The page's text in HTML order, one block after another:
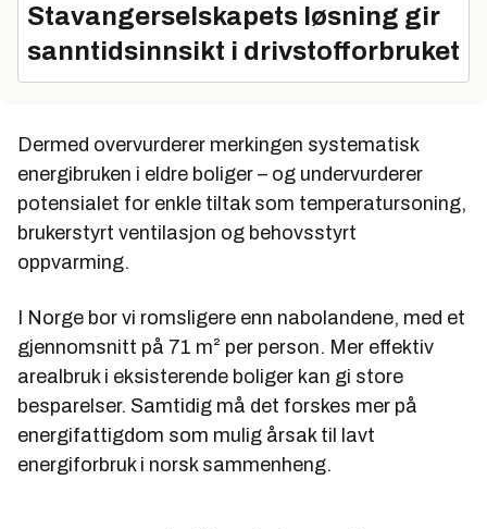
Stavangerselskapets løsning gir
sanntidsinnsikt i drivstofforbruket
Dermed overvurderer merkingen systematisk
energibruken i eldre boliger – og undervurderer
potensialet for enkle tiltak som temperatursoning,
brukerstyrt ventilasjon og behovsstyrt
oppvarming.
I Norge bor vi romsligere enn nabolandene, med et
gjennomsnitt på 71 m² per person. Mer effektiv
arealbruk i eksisterende boliger kan gi store
besparelser. Samtidig må det forskes mer på
energifattigdom som mulig årsak til lavt
energiforbruk i norsk sammenheng.